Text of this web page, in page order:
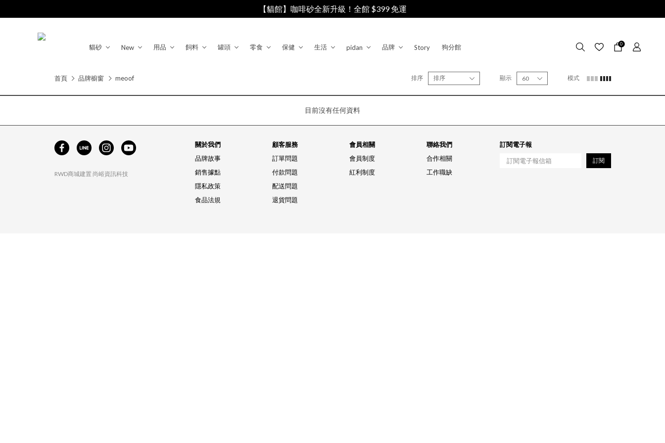
【貓館】咖啡砂全新升級！全館 $399 免運
0
貓砂 New 用品 飼料 罐頭 零食 保健 生活 pidan 品牌 Story 狗分館
首頁 品牌櫥窗 meoof 排序 排序 顯示 60 模式
目前沒有任何資料
RWD商城建置 尚峪資訊科技
關於我們
品牌故事
銷售據點
隱私政策
食品法規
顧客服務
訂單問題
付款問題
配送問題
退貨問題
會員相關
會員制度
紅利制度
聯絡我們
合作相關
工作職缺
訂閱電子報
訂閱